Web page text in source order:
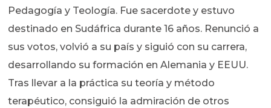
Pedagogía y Teología. Fue sacerdote y estuvo
destinado en Sudáfrica durante 16 años. Renunció a
sus votos, volvió a su país y siguió con su carrera,
desarrollando su formación en Alemania y EEUU.
Tras llevar a la práctica su teoría y método
terapéutico, consiguió la admiración de otros